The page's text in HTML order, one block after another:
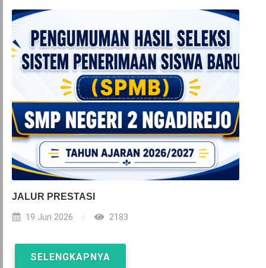
JALUR PRESTASI
19 Jun 2026 2183
SELENGKAPNYA